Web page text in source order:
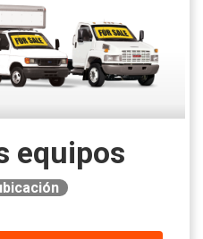
equipos